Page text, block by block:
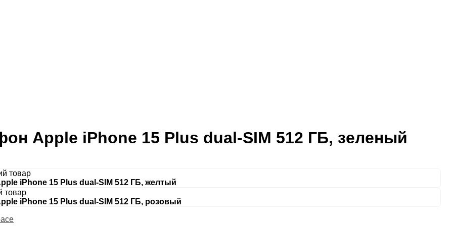
Apple iPhone 15 Plus dual-SIM 512 ГБ, зеленый
товар
iPhone 15 Plus dual-SIM 512 ГБ, желтый
товар
iPhone 15 Plus dual-SIM 512 ГБ, розовый